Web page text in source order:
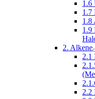
1.6
1.7
1.8
1.9
2. Alkene
2.1
2.2